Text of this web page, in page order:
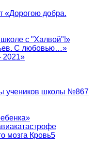
«Дорогою добра.
с "Халвой"!»
С любовью…»
2021»
учеников школы №867
мозга Кровь5